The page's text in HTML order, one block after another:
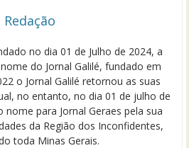
Redação
no dia 01 de Julho de 2024, a
do Jornal Galilé, fundado em
o Jornal Galilé retornou as suas
no entanto, no dia 01 de julho de
nome para Jornal Geraes pela sua
da Região dos Inconfidentes,
toda Minas Gerais.